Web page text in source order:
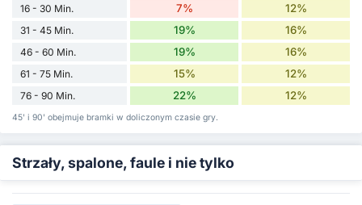
16 - 30 Min. 7% 12%
31 - 45 Min. 19% 16%
46 - 60 Min. 19% 16%
61 - 75 Min. 15% 12%
76 - 90 Min. 22% 12%
45' i 90' obejmuje bramki w doliczonym czasie gry.
Strzały, spalone, faule i nie tylko